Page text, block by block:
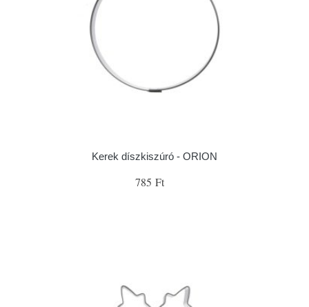
Kerek díszkiszúró - ORION
785 Ft